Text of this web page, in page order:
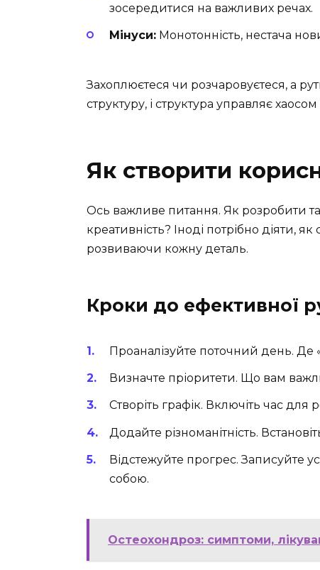
зосередитися на важливих речах.
Мінуси: Монотонність, нестача
Захоплюєтеся чи розчаровуєтеся, а
структуру, і структура управляє хаосом
Як створити
Ось важливе питання. Як розробити
креативність? Іноді потрібно діяти,
розвиваючи кожну деталь.
Кроки до ефективної
Проаналізуйте поточний день. Де
Визначте пріоритети. Що вам
Створіть графік. Включіть час для
Додайте різноманітність.
Відстежуйте прогрес. Записуйте
собою.
Остеохондроз: симптоми,